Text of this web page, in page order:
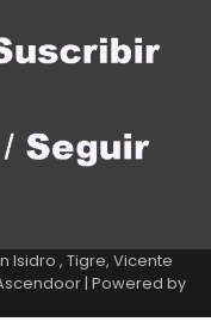
Isidro , Tigre, Vicente
| Powered by